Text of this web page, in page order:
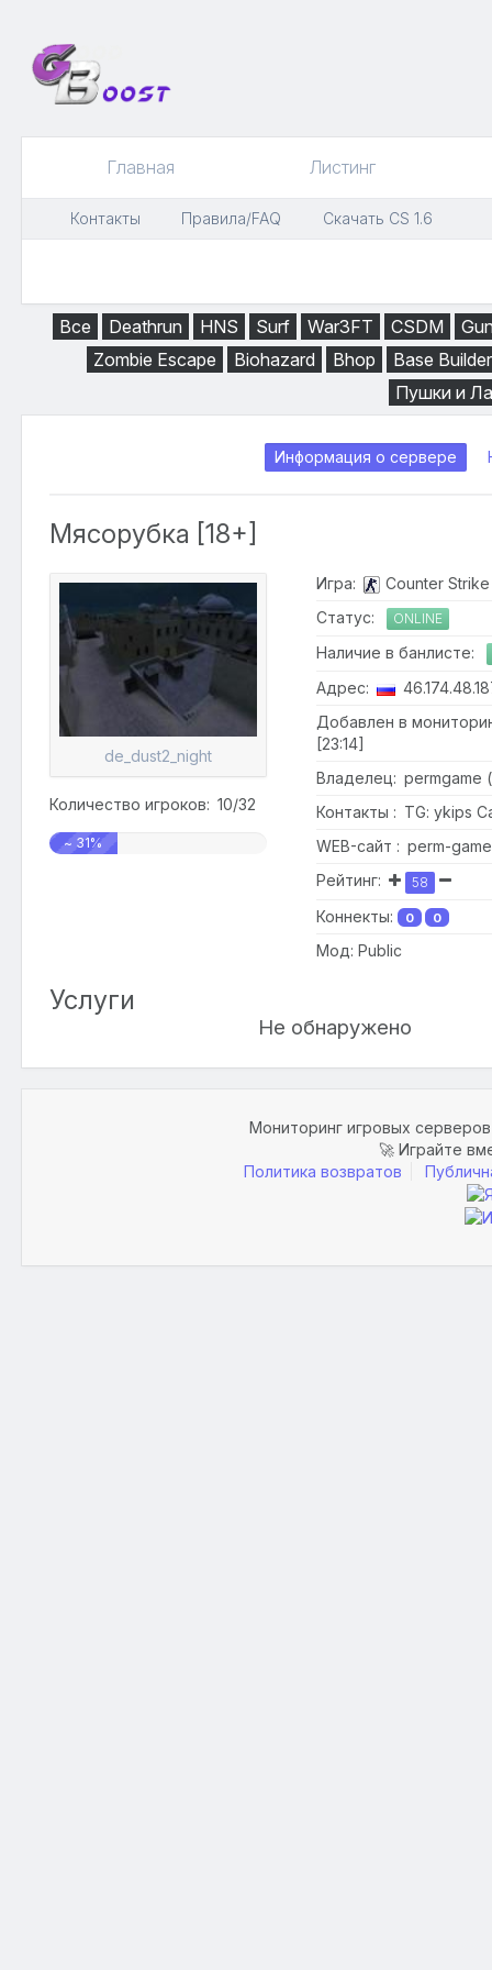
Главная Листинг
Контакты Правила/FAQ Скачать CS 1.6
Все Deathrun HNS Surf War3FT CSDM
Zombie Escape
Biohazard Bhop
Base Builder
Пушки и
Информация о сервере
Мясорубка [18+]
de_dust2_night
Количество игроков: 10/32
~ 31%
Игра:
Counter Strike
Статус:
ONLINE
Наличие в банлисте:
Адрес:
Добавлен в
[23:14]
Владелец: permgame (
Контакты : TG: ykips
WEB-сайт : perm-
Рейтинг:
58
Коннекты: 0 0
Мод: Public
Услуги
Не обнаружено
Мониторинг игровых
🚀 Играйте
Политика возвратов